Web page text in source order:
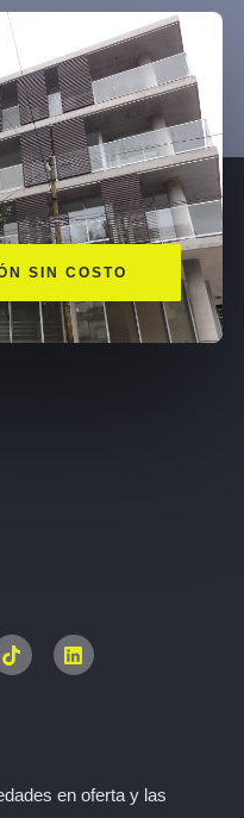
SIN COSTO
en oferta y las